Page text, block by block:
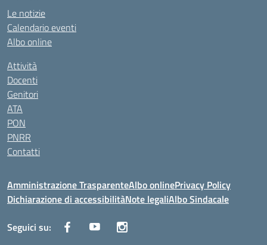
Le notizie
Calendario eventi
Albo online
Attività
Docenti
Genitori
ATA
PON
PNRR
Contatti
Amministrazione TrasparenteAlbo onlinePrivacy Policy
Dichiarazione di accessibilitàNote legaliAlbo Sindacale
Seguici su: